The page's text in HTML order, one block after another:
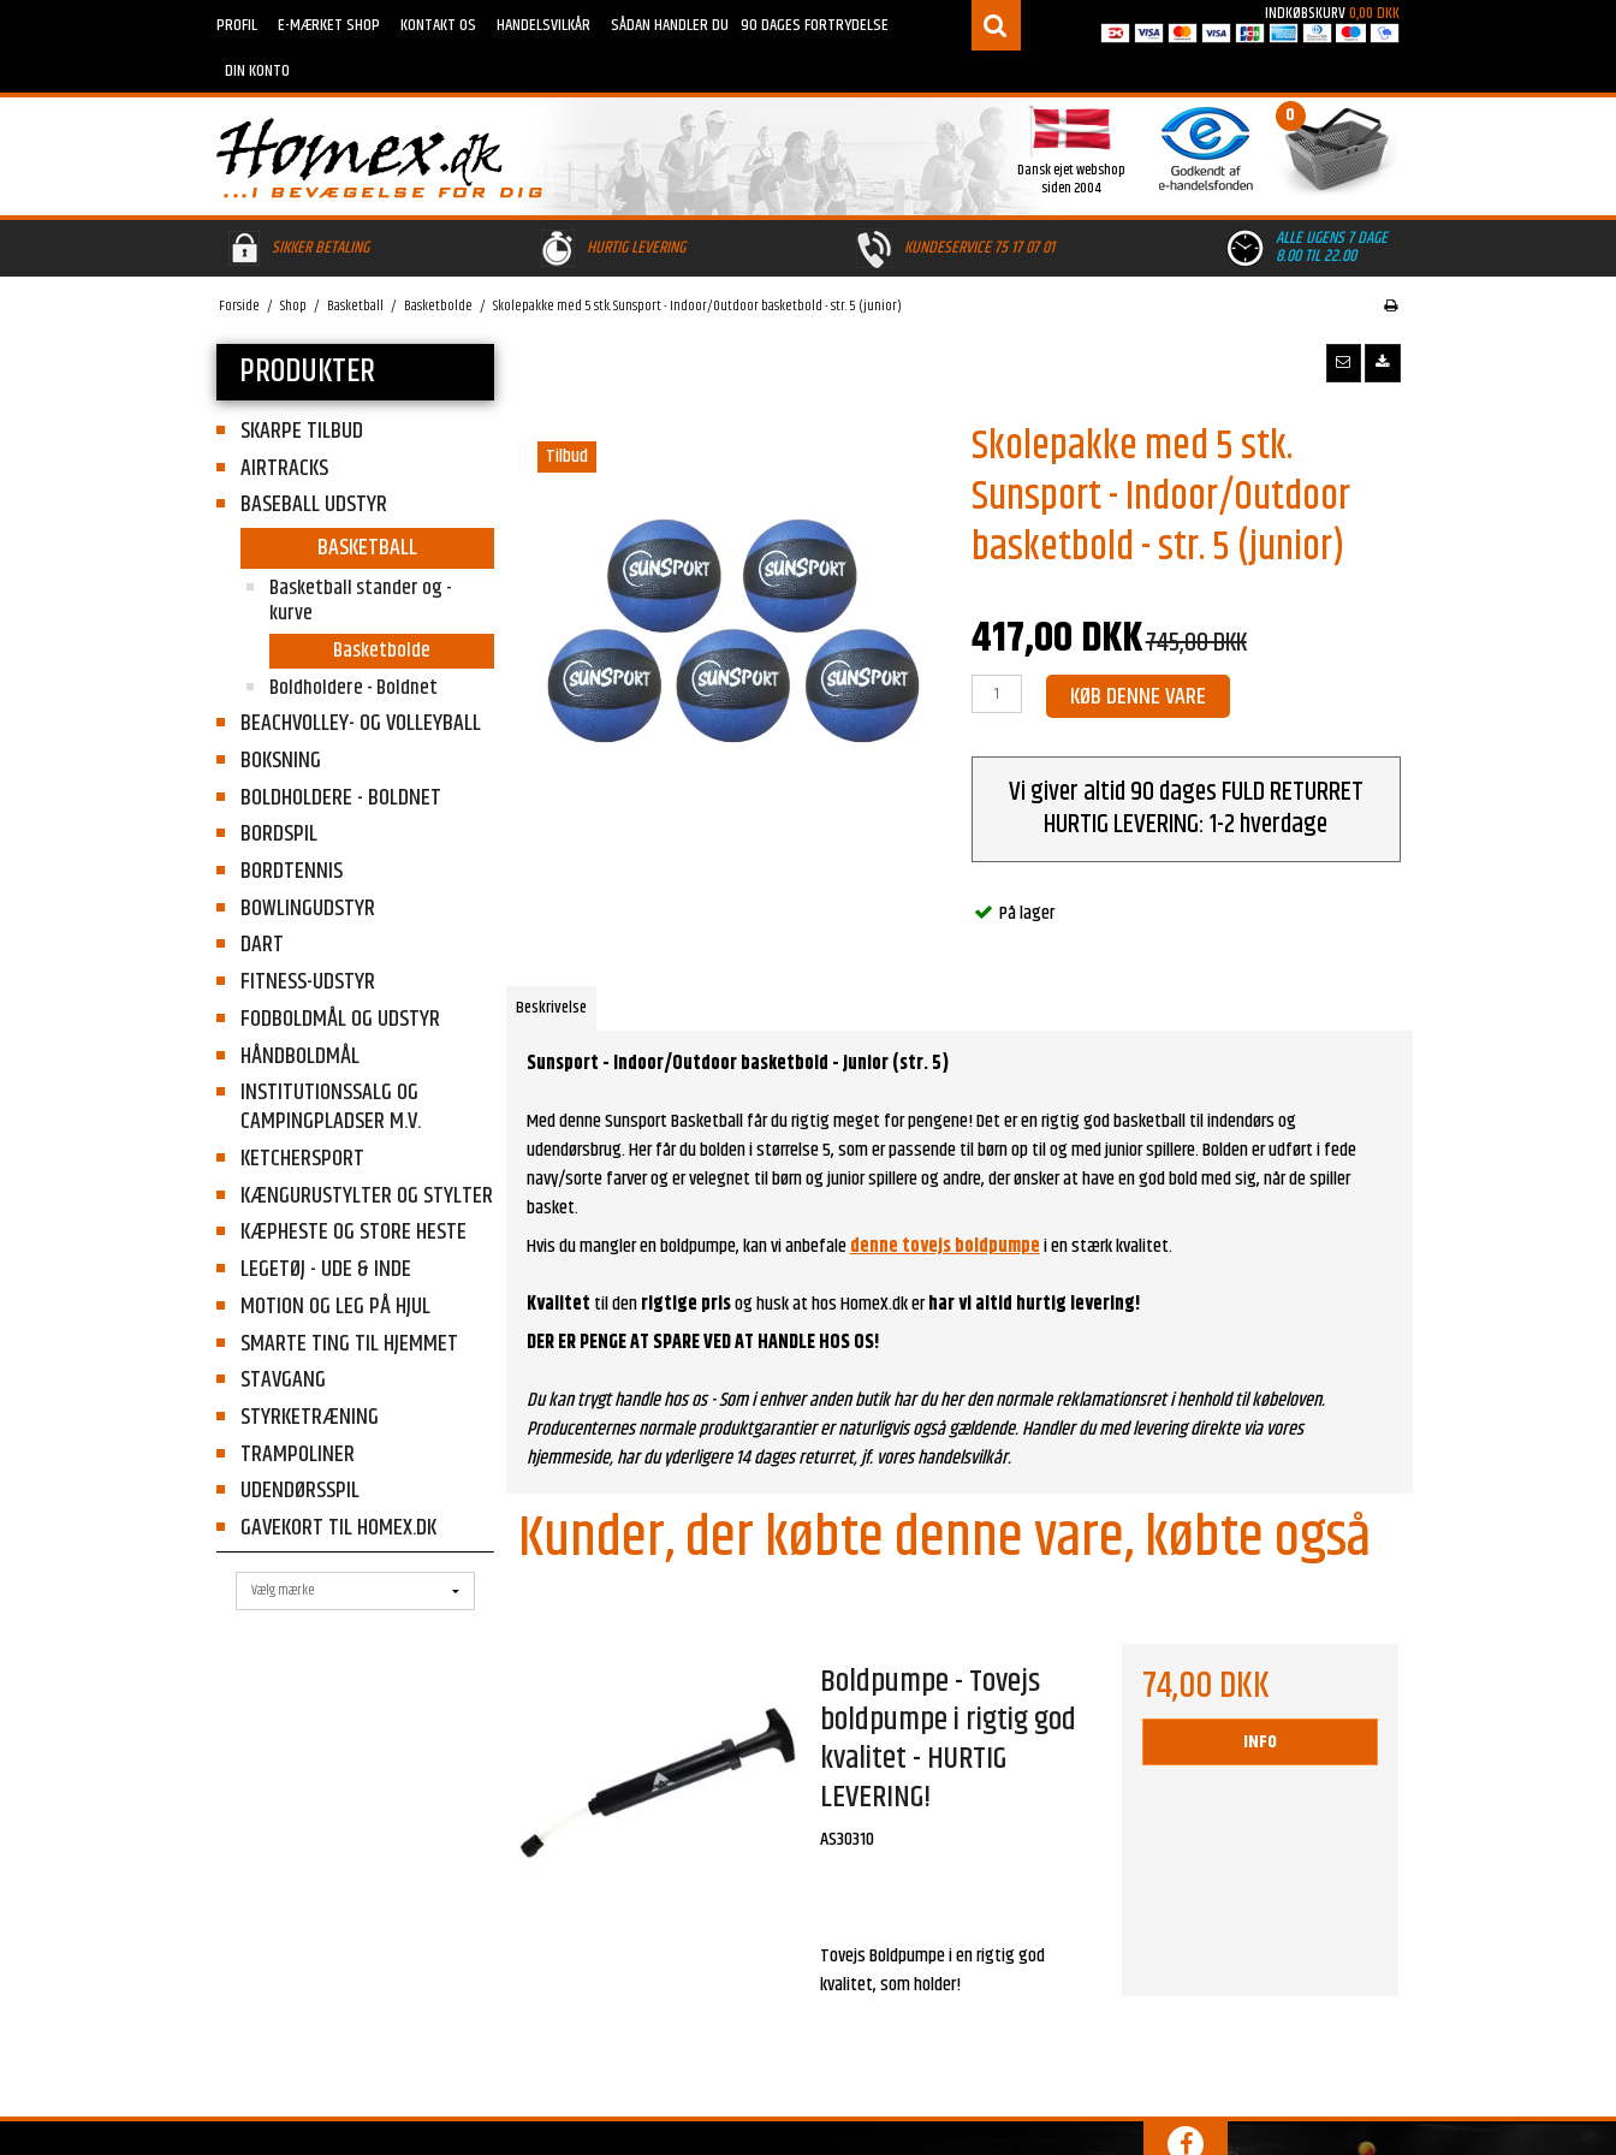
PROFIL E-MÆRKET SHOP KONTAKT OS HANDELSVILKÅR SÅDAN HANDLER DU 90 DAGES FORTRYDELSE
DIN KONTO
INDKØBSKURV0,00 DKK
Dansk ejet webshop
siden 2004
0
SIKKER BETALING HURTIG LEVERING KUNDESERVICE 75 17 07 01 ALLE UGENS 7 DAGE
8.00 TIL 22.00
Forside / Shop / Basketball / Basketbolde / Skolepakke med 5 stk. Sunsport - Indoor/Outdoor basketbold - str. 5 (junior)
PRODUKTER
SKARPE TILBUD
AIRTRACKS
BASEBALL UDSTYR
BASKETBALL
Basketball stander og -
kurve
Basketbolde
Boldholdere - Boldnet
BEACHVOLLEY- OG VOLLEYBALL
BOKSNING
BOLDHOLDERE - BOLDNET
BORDSPIL
BORDTENNIS
BOWLINGUDSTYR
DART
FITNESS-UDSTYR
FODBOLDMÅL OG UDSTYR
HÅNDBOLDMÅL
INSTITUTIONSSALG OG
CAMPINGPLADSER M.V.
KETCHERSPORT
KÆNGURUSTYLTER OG STYLTER
KÆPHESTE OG STORE HESTE
LEGETØJ - UDE & INDE
MOTION OG LEG PÅ HJUL
SMARTE TING TIL HJEMMET
STAVGANG
STYRKETRÆNING
TRAMPOLINER
UDENDØRSSPIL
GAVEKORT TIL HOMEX.DK
Tilbud
Skolepakke med 5 stk.
Sunsport - Indoor/Outdoor
basketbold - str. 5 (junior)
417,00 DKK745,00 DKK
KØB DENNE VARE
Vi giver altid 90 dages FULD RETURRET
HURTIG LEVERING: 1-2 hverdage
På lager
Beskrivelse
Sunsport - Indoor/Outdoor basketbold - junior (str. 5)
Med denne Sunsport Basketball får du rigtig meget for pengene! Det er en rigtig god basketball til indendørs og
udendørsbrug. Her får du bolden i størrelse 5, som er passende til børn op til og med junior spillere. Bolden er udført i fede
navy/sorte farver og er velegnet til børn og junior spillere og andre, der ønsker at have en god bold med sig, når de spiller
basket.
Hvis du mangler en boldpumpe, kan vi anbefaledenne tovejs boldpumpei en stærk kvalitet.
Kvalitet til denrigtige prisog husk at hos HomeX.dk erhar vi altid hurtig levering!
DER ER PENGE AT SPARE VED AT HANDLE HOS OS!
Du kan trygt handle hos os - Som i enhver anden butik har du her den normale reklamationsret i henhold til købeloven.
Producenternes normale produktgarantier er naturligvis også gældende. Handler du med levering direkte via vores
hjemmeside, har du yderligere 14 dages returret, jf. vores handelsvilkår.
Kunder, der købte denne vare, købte også
Boldpumpe - Tovejs
boldpumpe i rigtig god
kvalitet - HURTIG
LEVERING!
AS30310
Tovejs Boldpumpe i en rigtig god
kvalitet, som holder!
74,00 DKK
INFO